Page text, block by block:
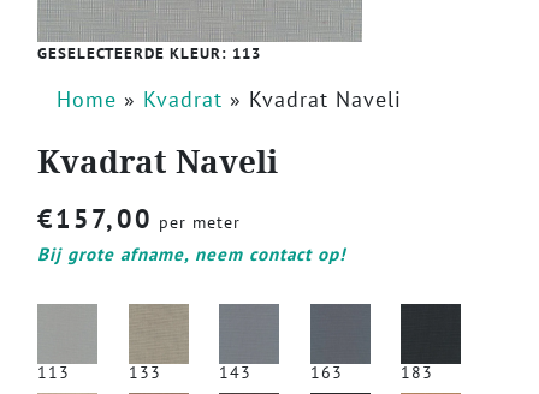
GESELECTEERDE KLEUR: 113
Home » Kvadrat » Kvadrat Naveli
Kvadrat Naveli
€157,00 per meter
Bij grote afname, neem contact op!
113 133 143 163 183